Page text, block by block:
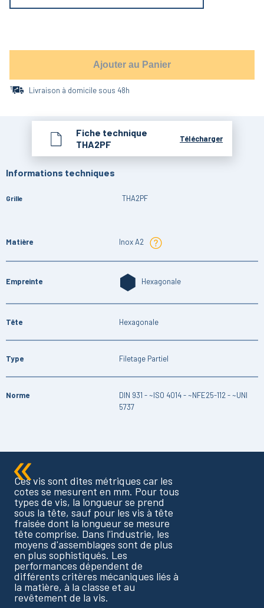
Ajouter au Panier
Livraison à domicile sous 48h
Fiche technique
THA2PF
Télécharger
Informations techniques
Grille THA2PF
Matière Inox A2
Empreinte Hexagonale
Tête Hexagonale
Type Filetage Partiel
Norme
DIN 931 - ~ISO 4014 - ~NFE25-112 - ~UNI
5737
Ces vis sont dites métriques car les
cotes se mesurent en mm. Pour tous
types de vis, la longueur se prend
sous la tête, sauf pour les vis à tête
fraisée dont la longueur se mesure
tête comprise. Dans l'industrie, les
moyens d'assemblages sont de plus
en plus sophistiqués. Les
performances dépendent de
différents critères mécaniques liés à
la matière, à la classe et au
revêtement de la vis.